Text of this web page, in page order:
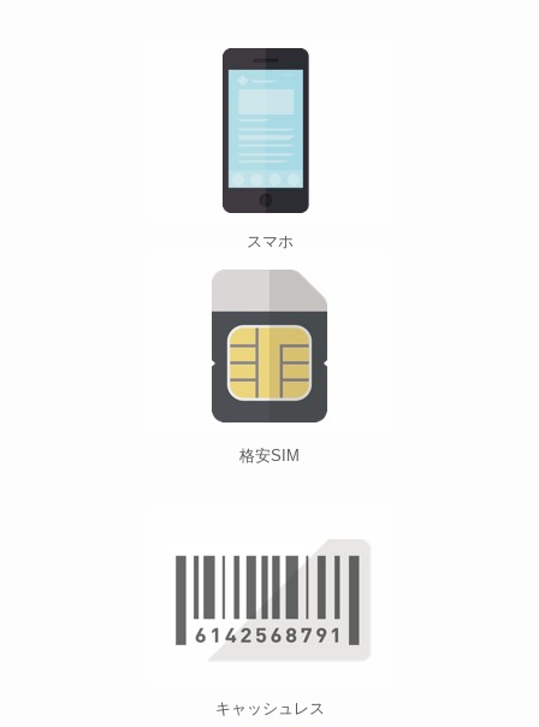
スマホ
格安SIM
キャッシュレス